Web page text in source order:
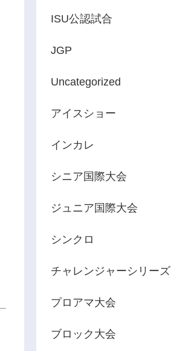
ISU公認試合
JGP
Uncategorized
アイスショー
インカレ
シニア国際大会
ジュニア国際大会
シンクロ
チャレンジャーシリーズ
プロアマ大会
ブロック大会